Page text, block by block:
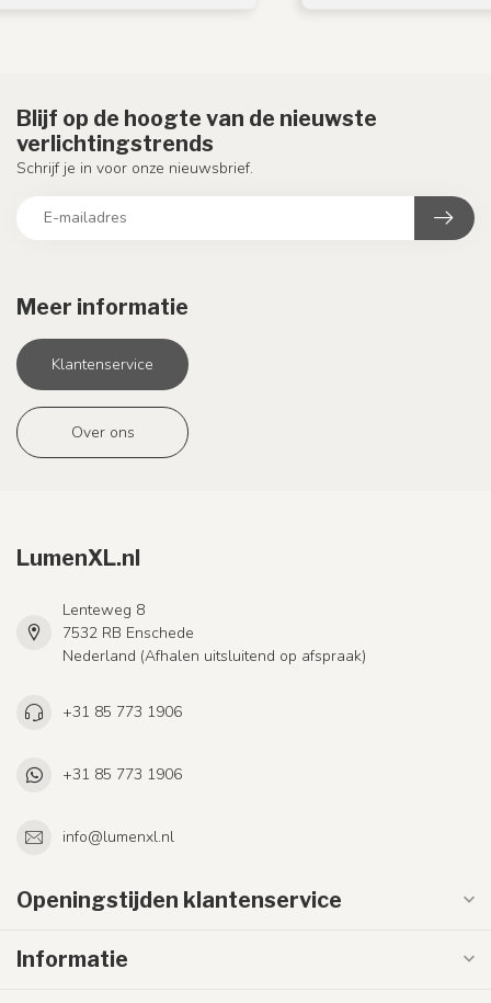
Meer informatie
Klantenservice
Over ons
Blijf op de hoogte van de nieuwste
verlichtingstrends
Schrijf je in voor onze nieuwsbrief.
LumenXL.nl
Lenteweg 8
7532 RB Enschede
Nederland (Afhalen uitsluitend op afspraak)
+31 85 773 1906
+31 85 773 1906
info@lumenxl.nl
Openingstijden klantenservice
Informatie